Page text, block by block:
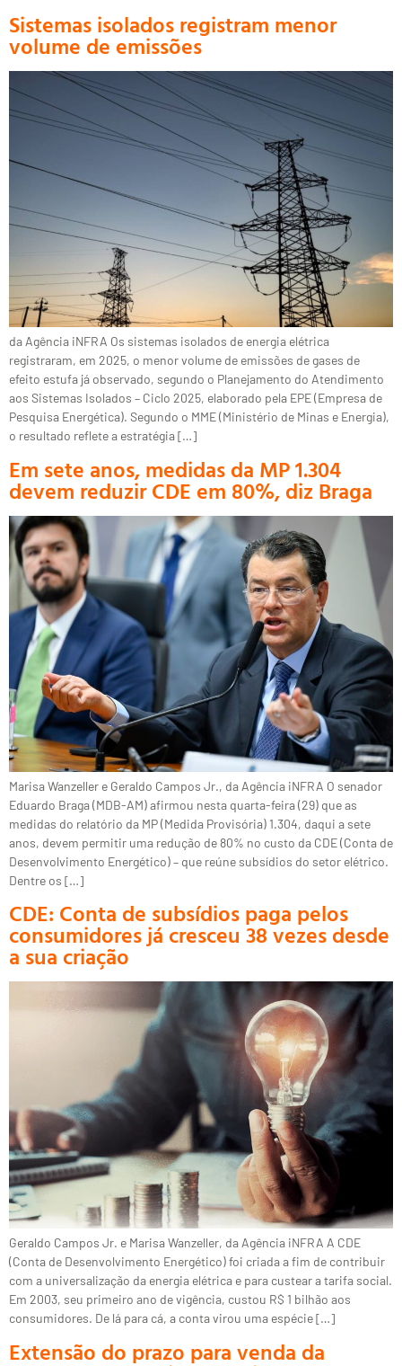
Sistemas isolados registram menor
volume de emissões
da Agência iNFRA Os sistemas isolados de energia elétrica
registraram, em 2025, o menor volume de emissões de gases de
efeito estufa já observado, segundo o Planejamento do Atendimento
aos Sistemas Isolados – Ciclo 2025, elaborado pela EPE (Empresa de
Pesquisa Energética). Segundo o MME (Ministério de Minas e Energia),
o resultado reflete a estratégia […]
Em sete anos, medidas da MP 1.304
devem reduzir CDE em 80%, diz Braga
Marisa Wanzeller e Geraldo Campos Jr., da Agência iNFRA O senador
Eduardo Braga (MDB-AM) afirmou nesta quarta-feira (29) que as
medidas do relatório da MP (Medida Provisória) 1.304, daqui a sete
anos, devem permitir uma redução de 80% no custo da CDE (Conta de
Desenvolvimento Energético) – que reúne subsídios do setor elétrico.
Dentre os […]
CDE: Conta de subsídios paga pelos
consumidores já cresceu 38 vezes desde
a sua criação
Geraldo Campos Jr. e Marisa Wanzeller, da Agência iNFRA A CDE
(Conta de Desenvolvimento Energético) foi criada a fim de contribuir
com a universalização da energia elétrica e para custear a tarifa social.
Em 2003, seu primeiro ano de vigência, custou R$ 1 bilhão aos
consumidores. De lá para cá, a conta virou uma espécie […]
Extensão do prazo para venda da